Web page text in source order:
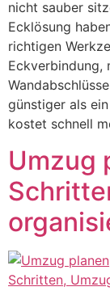
nicht sauber
Ecklösung
richtigen
Eckverbindung,
günstiger als
kostet schnell
Umzug